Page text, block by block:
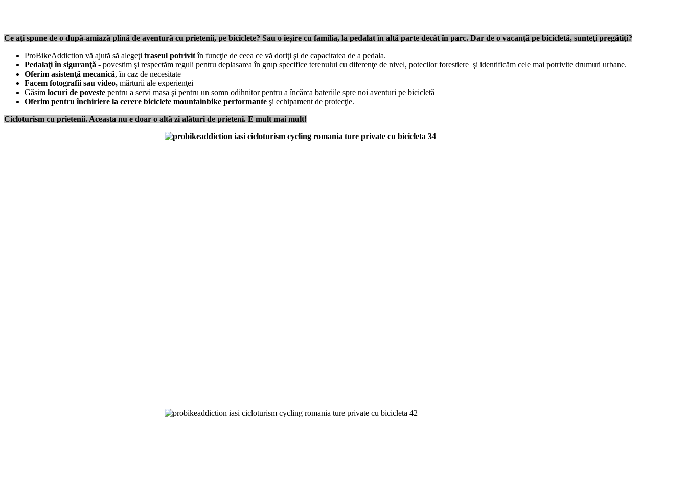
Ce aţi spune de o după-amiază plină de aventură cu prietenii, pe biciclete? Sau o ieșire cu familia, la pedalat în altă parte decât în parc. Dar de o vacanţă pe bicicletă, sunteţi pregătiţi?
ProBikeAddiction vă ajută să alegeţi traseul potrivitîn funcţie de ceea ce vă doriţi şi de capacitatea de a pedala.
Pedalaţi în siguranţă - povestim şi respectăm reguli pentru deplasarea în grup specifice terenului cu diferenţe de nivel, potecilor forestiere şi identificăm cele mai potrivite drumuri urbane.
Oferim asistenţă mecanică, în caz de necesitate
Facem fotografii sau video, mărturii ale experienţei
Găsim locuri de poveste pentru a servi masa şi pentru un somn odihnitor pentru a încărca bateriile spre noi aventuri pe bicicletă
Oferim pentru închiriere la cerere biciclete mountainbike performante şi echipament de protecţie.
Cicloturism cu prietenii. Aceasta nu e doar o altă zi alături de prieteni. E mult mai mult!